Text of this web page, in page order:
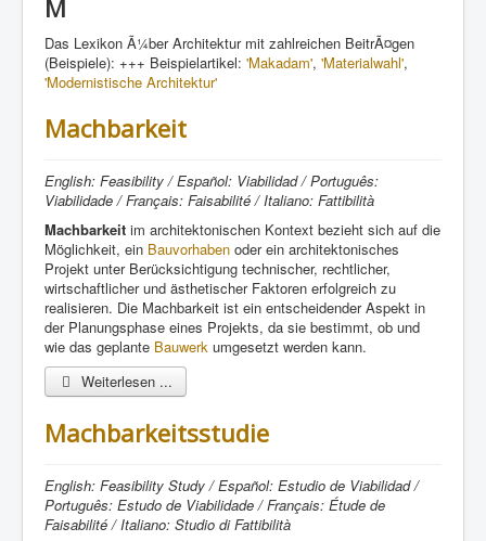
M
Das Lexikon Ã¼ber Architektur mit zahlreichen BeitrÃ¤gen
(Beispiele): +++ Beispielartikel: 'Makadam', 'Materialwahl',
'Modernistische Architektur'
Machbarkeit
English: Feasibility / Español: Viabilidad / Português:
Viabilidade / Français: Faisabilité / Italiano: Fattibilità
Machbarkeit im architektonischen Kontext bezieht sich auf die
Möglichkeit, ein Bauvorhaben oder ein architektonisches
Projekt unter Berücksichtigung technischer, rechtlicher,
wirtschaftlicher und ästhetischer Faktoren erfolgreich zu
realisieren. Die Machbarkeit ist ein entscheidender Aspekt in
der Planungsphase eines Projekts, da sie bestimmt, ob und
wie das geplante Bauwerk umgesetzt werden kann.
Weiterlesen ...
Machbarkeitsstudie
English: Feasibility Study / Español: Estudio de Viabilidad /
Português: Estudo de Viabilidade / Français: Étude de
Faisabilité / Italiano: Studio di Fattibilità